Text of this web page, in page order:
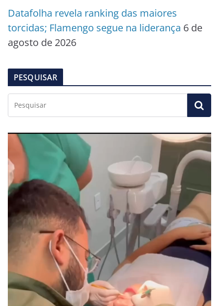
Datafolha revela ranking das maiores
torcidas; Flamengo segue na liderança 6 de
agosto de 2026
PESQUISAR